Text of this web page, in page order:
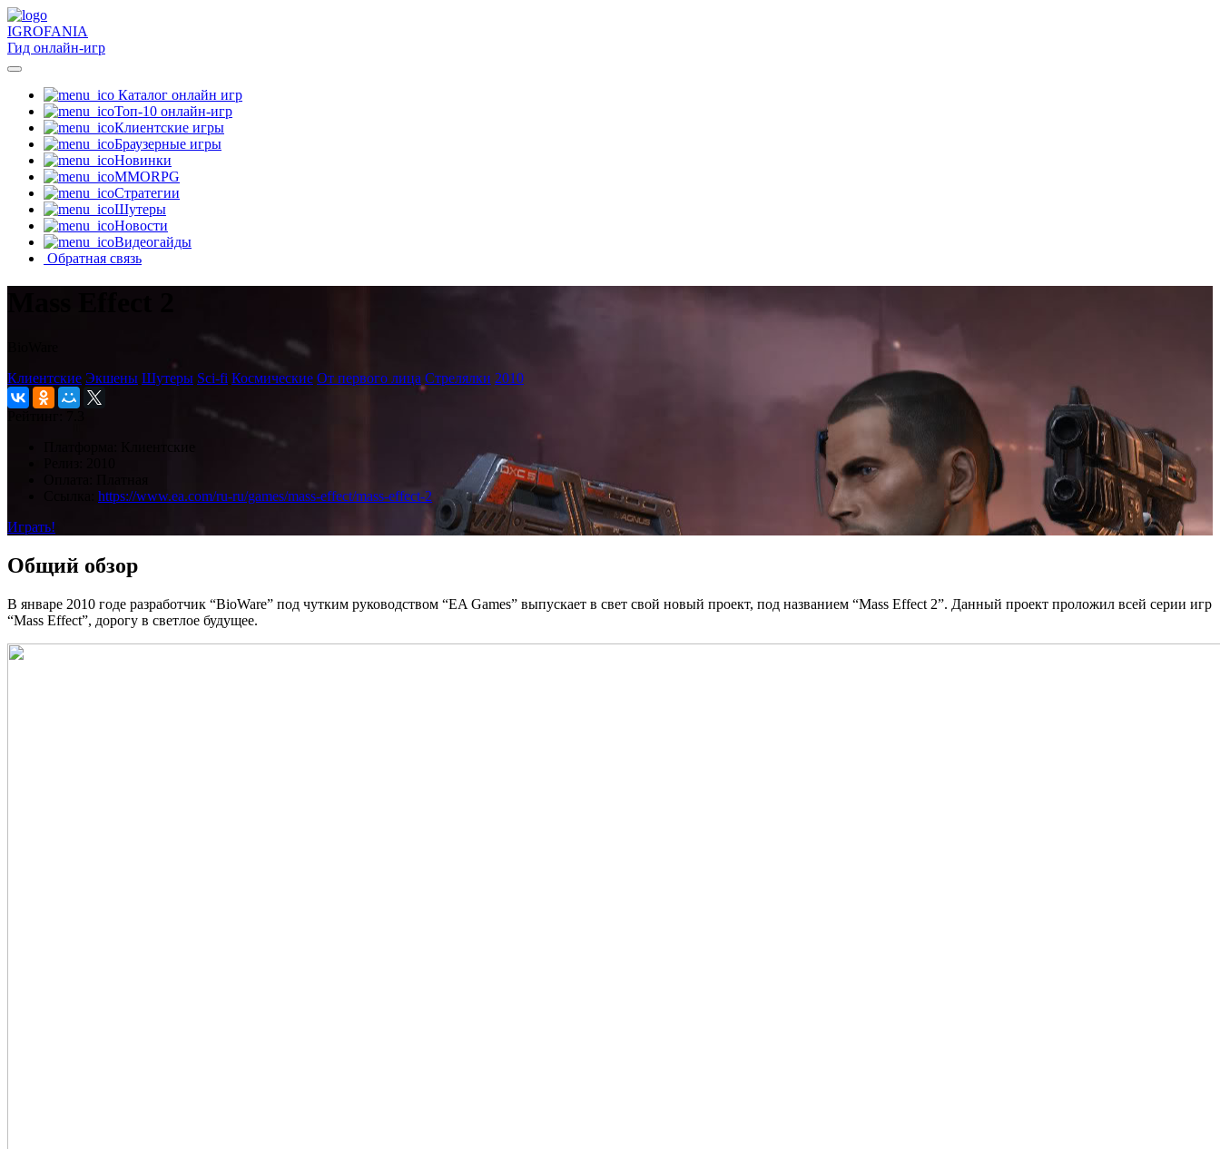
IGROFANIA
Гид онлайн-игр
Каталог онлайн игр
Топ-10 онлайн-игр
Клиентские игры
Браузерные игры
Новинки
MMORPG
Стратегии
Шутеры
Новости
Видеогайды
Обратная связь
Клиентские Экшены Шутеры Sci-fi Космические От первого лица Стрелялки 2010
https://www.ea.com/ru-ru/games/mass-effect/mass-effect-2
Играть!
Общий обзор
В январе 2010 годе разработчик “BioWare” под чутким руководством “EA Games” выпускает в свет свой новый проект, под названием “Mass Effect 2”. Данный проект проложил всей серии игр
“Mass Effect”, дорогу в светлое будущее.